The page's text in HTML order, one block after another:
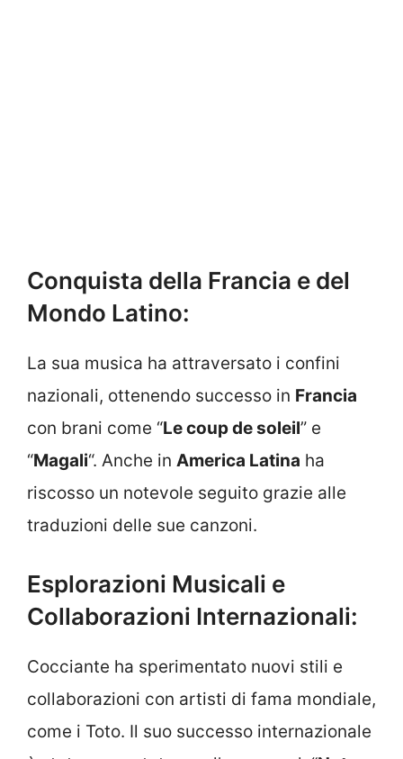
Conquista della Francia e del
Mondo Latino:
La sua musica ha attraversato i confini
nazionali, ottenendo successo in Francia
con brani come “Le coup de soleil” e
“Magali“. Anche in America Latina ha
riscosso un notevole seguito grazie alle
traduzioni delle sue canzoni.
Esplorazioni Musicali e
Collaborazioni Internazionali:
Cocciante ha sperimentato nuovi stili e
collaborazioni con artisti di fama mondiale,
come i Toto. Il suo successo internazionale